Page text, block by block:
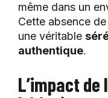
même dans un
Cette absence
une véritable
authentique.
L’impact de